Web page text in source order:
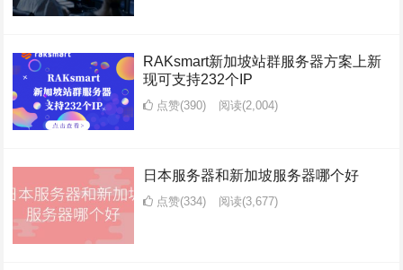
RAKsmart新加坡站群服务器方案上新
现可支持232个IP
点赞(390) 阅读(2,004)
日本服务器和新加坡服务器哪个好
点赞(334) 阅读(3,677)